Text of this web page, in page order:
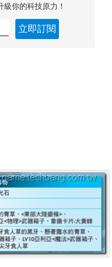
你的科技原力！
立即訂閱